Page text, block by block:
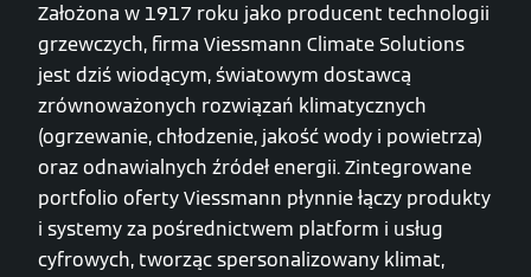
Założona w 1917 roku jako producent technologii
grzewczych, firma Viessmann Climate Solutions
jest dziś wiodącym, światowym dostawcą
zrównoważonych rozwiązań klimatycznych
(ogrzewanie, chłodzenie, jakość wody i powietrza)
oraz odnawialnych źródeł energii. Zintegrowane
portfolio oferty Viessmann płynnie łączy produkty
i systemy za pośrednictwem platform i usług
cyfrowych, tworząc spersonalizowany klimat,